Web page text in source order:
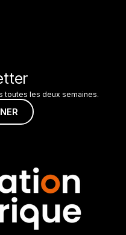
toutes les deux semaines.